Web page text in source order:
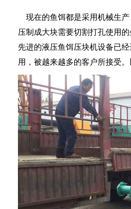
现在的鱼饵都是采用机械生产
压制成大块需要切割打孔使用
先进的液压鱼饵压块机设备已
用，被越来越多的客户所接受